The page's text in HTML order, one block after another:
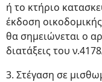
ή το κτήριο
έκδοση
θα σημειώνεται ο
διατάξεις του
3. Στέγαση σε